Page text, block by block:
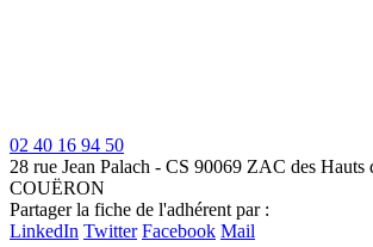
02 40 16 94 50
28 rue Jean Palach - CS 90069 ZAC des Hauts
COUËRON
+
Partager la fiche de l'adhérent par :
LinkedIn Twitter Facebook Mail